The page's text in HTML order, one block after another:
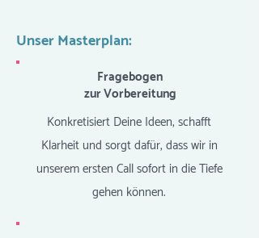
Unser Masterplan:
Fragebogen
zur Vorbereitung
Konkretisiert Deine Ideen, schafft
Klarheit und sorgt dafür, dass wir in
unserem ersten Call sofort in die Tiefe
gehen können.